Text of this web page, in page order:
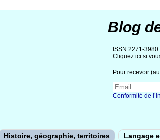
Blog
ISSN 2271-3980
Cliquez ici si
Pour recevoir
Conformité de
Histoire, géographie, territoires Langage